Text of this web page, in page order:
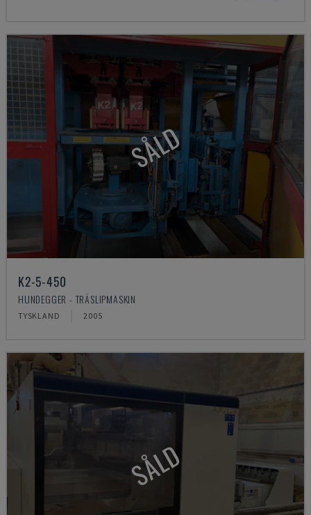
SÅLD
K2-5-450
HUNDEGGER - TRÄSLIPMASKIN
TYSKLAND 2005
SÅLD